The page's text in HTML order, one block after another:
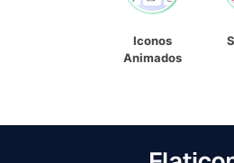
Iconos
Animados